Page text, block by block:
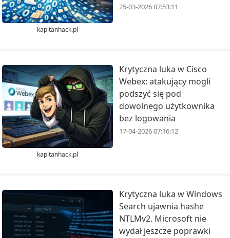
kapitanhack.pl
25-03-2026 07:53:11
kapitanhack.pl
Krytyczna luka w Cisco
Webex: atakujący mogli
podszyć się pod
dowolnego użytkownika
bez logowania
17-04-2026 07:16:12
Krytyczna luka w Windows
Search ujawnia hashe
NTLMv2. Microsoft nie
wydał jeszcze poprawki